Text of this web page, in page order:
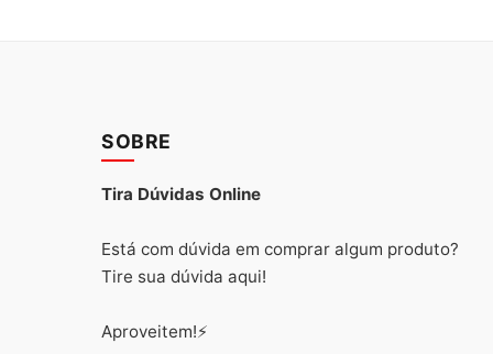
SOBRE
Tira Dúvidas Online
Está com dúvida em comprar algum produto?
Tire sua dúvida aqui!
Aproveitem!⚡